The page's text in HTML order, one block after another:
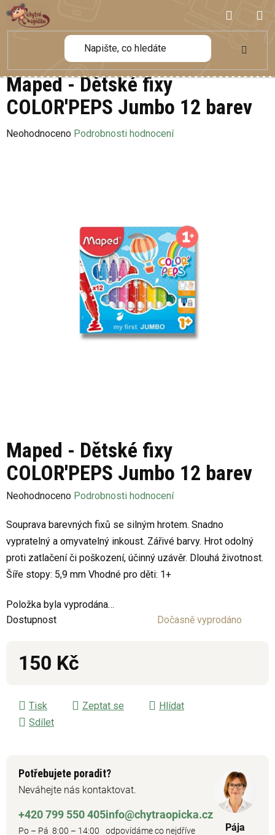
Přejít
na
obsah
KOŠÍK
Maped - Dětské fixy
COLOR'PEPS Jumbo 12 barev
Průměrné
produktu
je
0,0
z
hvězdiček.
Neohodnoceno Podrobnosti hodnocení
Souprava barevných fixů se silným hrotem. Snadno
vypratelný a omyvatelný inkoust. Zářivé barvy. Hrot odolný
proti zatlačení či poškození, účinný uzávěr. Dlouhá životnost.
Šíře stopy: 5,9 mm Vhodné pro děti: 1+
Položka byla vyprodána…
Dostupnost
Dočasně vyprodáno
150 Kč
Tisk Zeptat se
Hlídat
Sdílet
Potřebujete poradit?
Neváhejte nás kontaktovat.
+420 799 550 405
Po – Pá 8:00 – 14:00
info@chytraopicka.cz
odpovídáme co nejdříve Pája
Maped - Dětské fixy
COLOR'PEPS Jumbo 12 barev
Průměrné
Neohodnoceno Podrobnosti hodnocení